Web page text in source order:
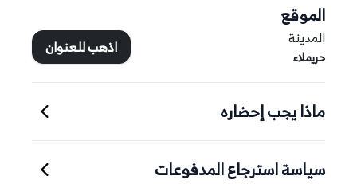
الموقع
المدينة
حريملاء اذهب للعنوان
ماذا يجب إحضاره
سياسة استرجاع المدفوعات